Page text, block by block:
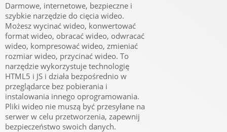
Darmowe, internetowe, bezpieczne i
szybkie narzędzie do cięcia wideo.
Możesz wycinać wideo, konwertować
format wideo, obracać wideo, odwracać
wideo, kompresować wideo, zmieniać
rozmiar wideo, przycinać wideo. To
narzędzie wykorzystuje technologię
HTML5 i JS i działa bezpośrednio w
przeglądarce bez pobierania i
instalowania innego oprogramowania.
Pliki wideo nie muszą być przesyłane na
serwer w celu przetworzenia, zapewnij
bezpieczeństwo swoich danych.